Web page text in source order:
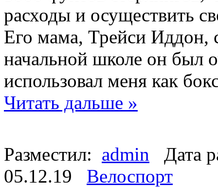
расходы и осуществить
Его мама, Трейси Иддон,
начальной школе он был
использовал меня как
Читать дальше »
Разместил: admin Дата
05.12.19 Велоспорт